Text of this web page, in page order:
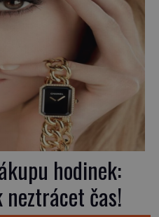
hodinek:
neztrácet čas!